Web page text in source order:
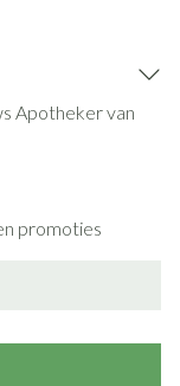
Apotheker van
promoties